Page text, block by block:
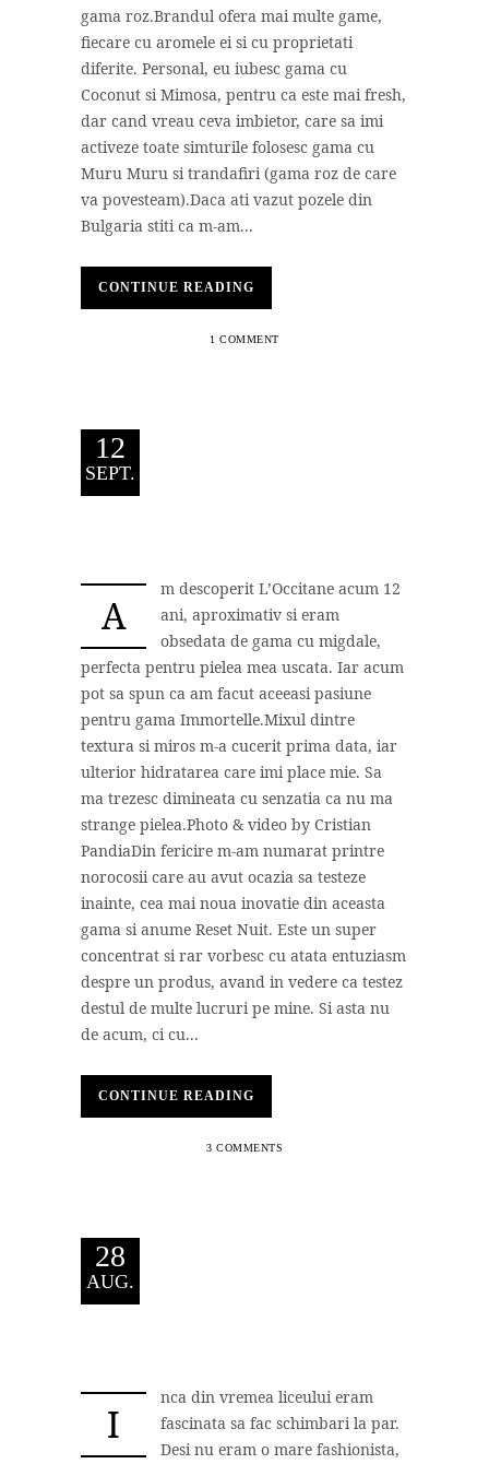
gama roz.Brandul ofera mai multe game,
fiecare cu aromele ei si cu proprietati
diferite. Personal, eu iubesc gama cu
Coconut si Mimosa, pentru ca este mai fresh,
dar cand vreau ceva imbietor, care sa imi
activeze toate simturile folosesc gama cu
Muru Muru si trandafiri (gama roz de care
va povesteam).Daca ati vazut pozele din
Bulgaria stiti ca m-am...
CONTINUE READING
1 COMMENT
12
SEPT.
A
m descoperit L’Occitane acum 12
ani, aproximativ si eram
obsedata de gama cu migdale,
perfecta pentru pielea mea uscata. Iar acum
pot sa spun ca am facut aceeasi pasiune
pentru gama Immortelle.Mixul dintre
textura si miros m-a cucerit prima data, iar
ulterior hidratarea care imi place mie. Sa
ma trezesc dimineata cu senzatia ca nu ma
strange pielea.Photo & video by Cristian
PandiaDin fericire m-am numarat printre
norocosii care au avut ocazia sa testeze
inainte, cea mai noua inovatie din aceasta
gama si anume Reset Nuit. Este un super
concentrat si rar vorbesc cu atata entuziasm
despre un produs, avand in vedere ca testez
destul de multe lucruri pe mine. Si asta nu
de acum, ci cu...
CONTINUE READING
3 COMMENTS
28
AUG.
I
nca din vremea liceului eram
fascinata sa fac schimbari la par.
Desi nu eram o mare fashionista,